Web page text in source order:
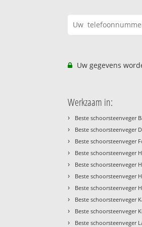
Uw gegevens
Werkzaam in:
› Beste schoorsteenveger
› Beste schoorsteenveger
› Beste schoorsteenveger
› Beste schoorsteenveger
› Beste schoorsteenveger
› Beste schoorsteenveger
› Beste schoorsteenveger
› Beste schoorsteenveger
› Beste schoorsteenveger
› Beste schoorsteenveger